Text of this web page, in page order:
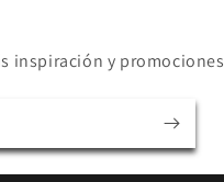
inspiración y promociones